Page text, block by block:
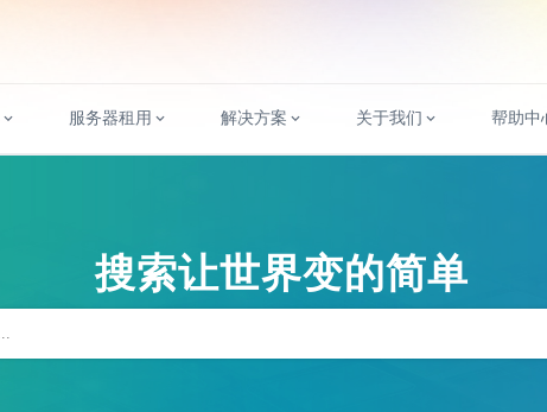
服务器租用 解决方案 关于我们 帮助中
搜索让世界变的简单